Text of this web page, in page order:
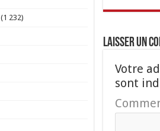
Laisser un
Votre
sont
(1 232)